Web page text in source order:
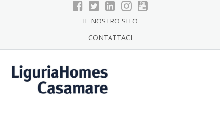
IL NOSTRO SITO
CONTATTACI